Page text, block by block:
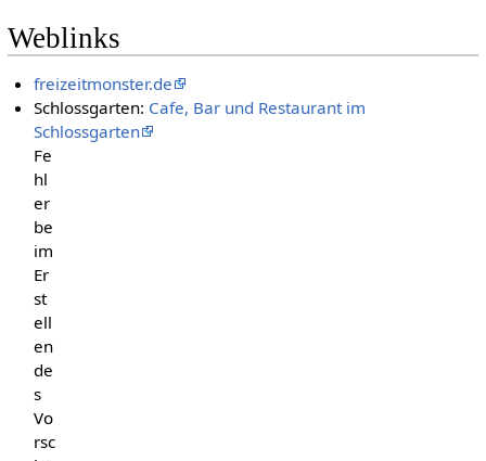
Weblinks
freizeitmonster.de
Schlossgarten: Cafe, Bar und Restaurant im
Schlossgarten
Fe
hl
er
be
im
Er
st
ell
en
de
s
Vo
rsc